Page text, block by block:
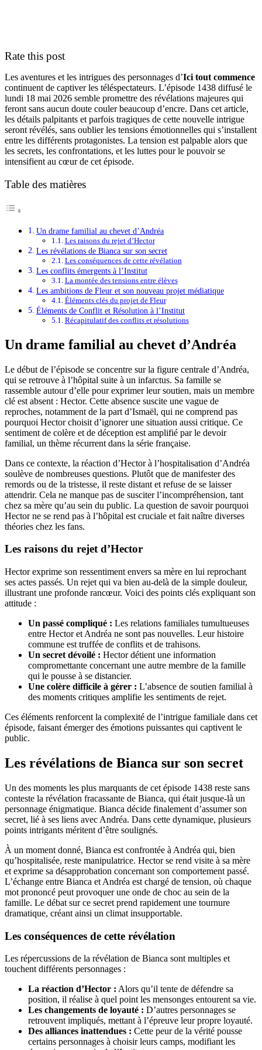
Rate this post
Les aventures et les intrigues des personnages d’Ici tout commence
continuent de captiver les téléspectateurs. L’épisode 1438 diffusé le
lundi 18 mai 2026 semble promettre des révélations majeures qui
feront sans aucun doute couler beaucoup d’encre. Dans cet article,
les détails palpitants et parfois tragiques de cette nouvelle intrigue
seront révélés, sans oublier les tensions émotionnelles qui s’installent
entre les différents protagonistes. La tension est palpable alors que
les secrets, les confrontations, et les luttes pour le pouvoir se
intensifient au cœur de cet épisode.
Table des matières
Un drame familial au chevet d’Andréa
Les raisons du rejet d’Hector
Les révélations de Bianca sur son secret
Les conséquences de cette révélation
Les conflits émergents à l’Institut
La montée des tensions entre élèves
Les ambitions de Fleur et son nouveau projet médiatique
Éléments clés du projet de Fleur
Éléments de Conflit et Résolution à l’Institut
Récapitulatif des conflits et résolutions
Un drame familial au chevet d’Andréa
Le début de l’épisode se concentre sur la figure centrale d’Andréa,
qui se retrouve à l’hôpital suite à un infarctus. Sa famille se
rassemble autour d’elle pour exprimer leur soutien, mais un membre
clé est absent : Hector. Cette absence suscite une vague de
reproches, notamment de la part d’Ismaël, qui ne comprend pas
pourquoi Hector choisit d’ignorer une situation aussi critique. Ce
sentiment de colère et de déception est amplifié par le devoir
familial, un thème récurrent dans la série française.
Dans ce contexte, la réaction d’Hector à l’hospitalisation d’Andréa
soulève de nombreuses questions. Plutôt que de manifester des
remords ou de la tristesse, il reste distant et refuse de se laisser
attendrir. Cela ne manque pas de susciter l’incompréhension, tant
chez sa mère qu’au sein du public. La question de savoir pourquoi
Hector ne se rend pas à l’hôpital est cruciale et fait naître diverses
théories chez les fans.
Les raisons du rejet d’Hector
Hector exprime son ressentiment envers sa mère en lui reprochant
ses actes passés. Un rejet qui va bien au-delà de la simple douleur,
illustrant une profonde rancœur. Voici des points clés expliquant son
attitude :
Un passé compliqué : Les relations familiales tumultueuses
entre Hector et Andréa ne sont pas nouvelles. Leur histoire
commune est truffée de conflits et de trahisons.
Un secret dévoilé : Hector détient une information
compromettante concernant une autre membre de la famille
qui le pousse à se distancier.
Une colère difficile à gérer : L’absence de soutien familial à
des moments critiques amplifie les sentiments de rejet.
Ces éléments renforcent la complexité de l’intrigue familiale dans cet
épisode, faisant émerger des émotions puissantes qui captivent le
public.
Les révélations de Bianca sur son secret
Un des moments les plus marquants de cet épisode 1438 reste sans
conteste la révélation fracassante de Bianca, qui était jusque-là un
personnage énigmatique. Bianca décide finalement d’assumer son
secret, lié à ses liens avec Andréa. Dans cette dynamique, plusieurs
points intrigants méritent d’être soulignés.
À un moment donné, Bianca est confrontée à Andréa qui, bien
qu’hospitalisée, reste manipulatrice. Hector se rend visite à sa mère
et exprime sa désapprobation concernant son comportement passé.
L’échange entre Bianca et Andréa est chargé de tension, où chaque
mot prononcé peut provoquer une onde de choc au sein de la
famille. Le débat sur ce secret prend rapidement une tournure
dramatique, créant ainsi un climat insupportable.
Les conséquences de cette révélation
Les répercussions de la révélation de Bianca sont multiples et
touchent différents personnages :
La réaction d’Hector : Alors qu’il tente de défendre sa
position, il réalise à quel point les mensonges entourent sa vie.
Les changements de loyauté : D’autres personnages se
retrouvent impliqués, mettant à l’épreuve leur propre loyauté.
Des alliances inattendues : Cette peur de la vérité pousse
certains personnages à choisir leurs camps, modifiant les